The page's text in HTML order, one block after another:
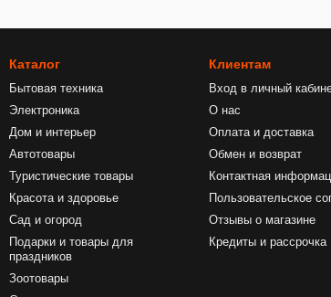
Каталог
Бытовая техника
Электроника
Дом и интерьер
Автотовары
Туристические товары
Красота и здоровье
Сад и огород
Подарки и товары для
праздников
Зоотовары
Клиентам
Вход в личный
О нас
Оплата и доставка
Обмен и возврат
Контактная
Пользовательское
Отзывы о магазине
Кредиты и рассрочка